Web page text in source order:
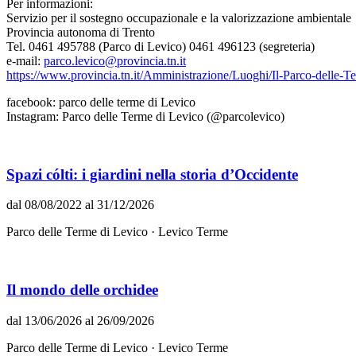
Per informazioni:
Servizio per il sostegno occupazionale e la valorizzazione ambientale
Provincia autonoma di Trento
Tel. 0461 495788 (Parco di Levico) 0461 496123 (segreteria)
e-mail: parco.levico@provincia.tn.it
https://www.provincia.tn.it/Amministrazione/Luoghi/Il-Parco-delle-
facebook: parco delle terme di Levico
Instagram: Parco delle Terme di Levico (@parcolevico)
Spazi cólti: i giardini nella storia d’Occidente
dal 08/08/2022 al 31/12/2026
Parco delle Terme di Levico · Levico Terme
Il mondo delle orchidee
dal 13/06/2026 al 26/09/2026
Parco delle Terme di Levico · Levico Terme